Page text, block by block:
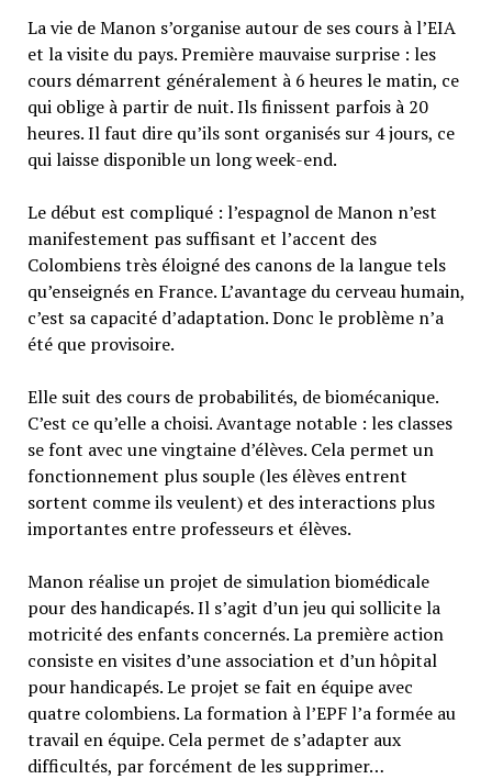
La vie de Manon s’organise autour de ses cours à l’EIA
et la visite du pays. Première mauvaise surprise : les
cours démarrent généralement à 6 heures le matin, ce
qui oblige à partir de nuit. Ils finissent parfois à 20
heures. Il faut dire qu’ils sont organisés sur 4 jours, ce
qui laisse disponible un long week-end.
Le début est compliqué : l’espagnol de Manon n’est
manifestement pas suffisant et l’accent des
Colombiens très éloigné des canons de la langue tels
qu’enseignés en France. L’avantage du cerveau humain,
c’est sa capacité d’adaptation. Donc le problème n’a
été que provisoire.
Elle suit des cours de probabilités, de biomécanique.
C’est ce qu’elle a choisi. Avantage notable : les classes
se font avec une vingtaine d’élèves. Cela permet un
fonctionnement plus souple (les élèves entrent
sortent comme ils veulent) et des interactions plus
importantes entre professeurs et élèves.
Manon réalise un projet de simulation biomédicale
pour des handicapés. Il s’agit d’un jeu qui sollicite la
motricité des enfants concernés. La première action
consiste en visites d’une association et d’un hôpital
pour handicapés. Le projet se fait en équipe avec
quatre colombiens. La formation à l’EPF l’a formée au
travail en équipe. Cela permet de s’adapter aux
difficultés, par forcément de les supprimer…